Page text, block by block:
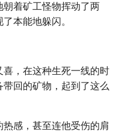
着矿工怪物挥动了两
本能地躲闪。
，在这种生死一线的时
回的矿物，起到了这么
感，甚至连他受伤的肩